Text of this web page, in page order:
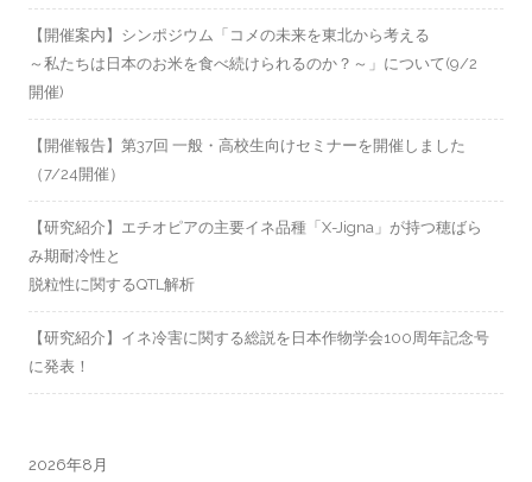
【開催案内】シンポジウム「コメの未来を東北から考える
～私たちは日本のお米を食べ続けられるのか？～」について(9/2
開催)
【開催報告】第37回 一般・高校生向けセミナーを開催しました
（7/24開催）
【研究紹介】エチオピアの主要イネ品種「X-Jigna」が持つ穂ばら
み期耐冷性と
脱粒性に関するQTL解析
【研究紹介】イネ冷害に関する総説を日本作物学会100周年記念号
に発表！
2026年8月